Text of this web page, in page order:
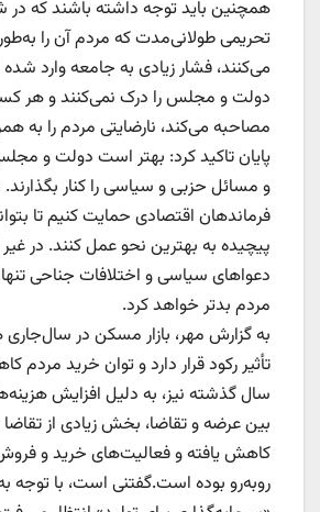
همچنین باید توجه داشته باشند که در
تحریمی طولانی‌مدت که مردم آن را
می‌کنند، فشار زیادی به جامعه وارد
دولت و مجلس را درک نمی‌کنند و هر
مصاحبه می‌کند، نارضایتی مردم را به
پایان تاکید کرد: بهتر است دولت و
و مسائل حزبی و سیاسی را کنار بگذارند.
فرماندهان اقتصادی حمایت کنیم تا
پیچیده به بهترین نحو عمل کنند. در
دعواهای سیاسی و اختلافات جناحی
مردم بدتر خواهد کرد.
به گزارش مهر، بازار مسکن در
تأثیر رکود قرار دارد و توان خرید
سال گذشته نیز، به دلیل افزایش
بین عرضه و تقاضا، بخش زیادی از
کاهش یافته و فعالیت‌های خرید و
روبه‌رو بوده است.گفتنی است، با توجه